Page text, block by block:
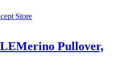
Store
Merino Pullover,